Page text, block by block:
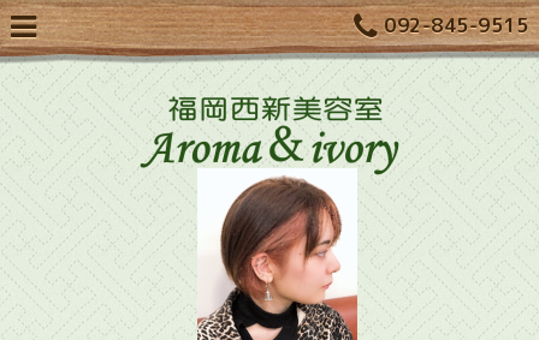
092-845-9515